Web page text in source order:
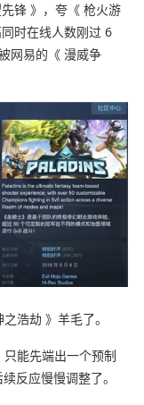
锋 》，夸《 枪火游
时在线人数刚过 6
网易的《 漫威争
浩劫 》羊毛了。
能先端出一个预制
反应慢慢调整了。